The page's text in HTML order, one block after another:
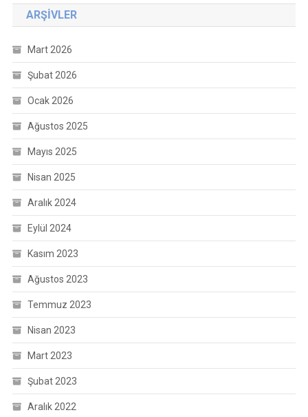
ARŞIVLER
Mart 2026
Şubat 2026
Ocak 2026
Ağustos 2025
Mayıs 2025
Nisan 2025
Aralık 2024
Eylül 2024
Kasım 2023
Ağustos 2023
Temmuz 2023
Nisan 2023
Mart 2023
Şubat 2023
Aralık 2022